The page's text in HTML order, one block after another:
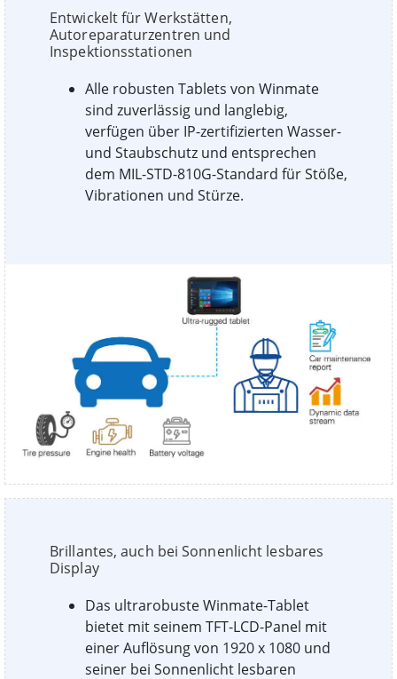
Entwickelt für Werkstätten,
Autoreparaturzentren und
Inspektionsstationen
Alle robusten Tablets von Winmate
sind zuverlässig und langlebig,
verfügen über IP-zertifizierten Wasser-
und Staubschutz und entsprechen
dem MIL-STD-810G-Standard für Stöße,
Vibrationen und Stürze.
Brillantes, auch bei Sonnenlicht lesbares
Display
Das ultrarobuste Winmate-Tablet
bietet mit seinem TFT-LCD-Panel mit
einer Auflösung von 1920 x 1080 und
seiner bei Sonnenlicht lesbaren